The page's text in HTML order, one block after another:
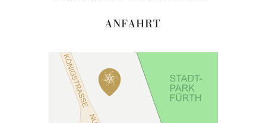
ANFAHRT